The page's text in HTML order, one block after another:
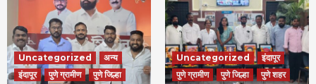
Uncategorized
अन्य
इंदापूर
पुणे ग्रामीण
पुणे जिल्हा
Uncategorized
इंदापूर
पुणे ग्रामीण
पुणे जिल्हा
पुणे शहर